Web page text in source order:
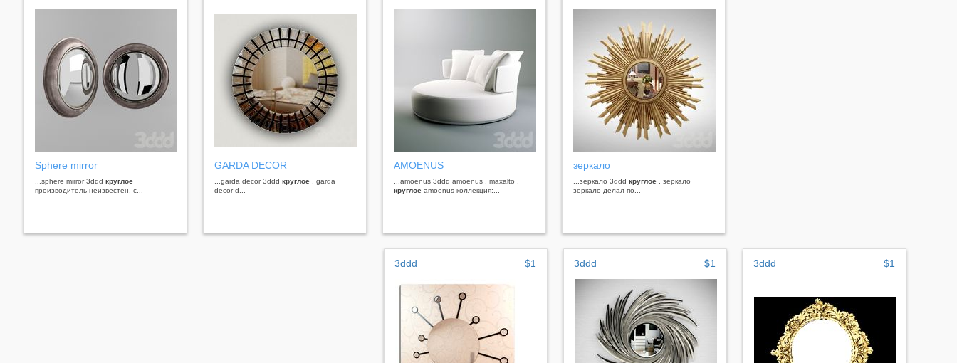
Sphere mirror
...sphere mirror 3ddd круглое
производитель неизвестен, с...
GARDA DECOR
...garda decor 3ddd круглое , garda
decor d...
AMOENUS
...amoenus 3ddd amoenus , maxalto ,
круглое amoenus коллекция:...
зеркало
...зеркало 3ddd круглое , зеркало
зеркало делал по...
3ddd $1 3ddd $1 3ddd $1